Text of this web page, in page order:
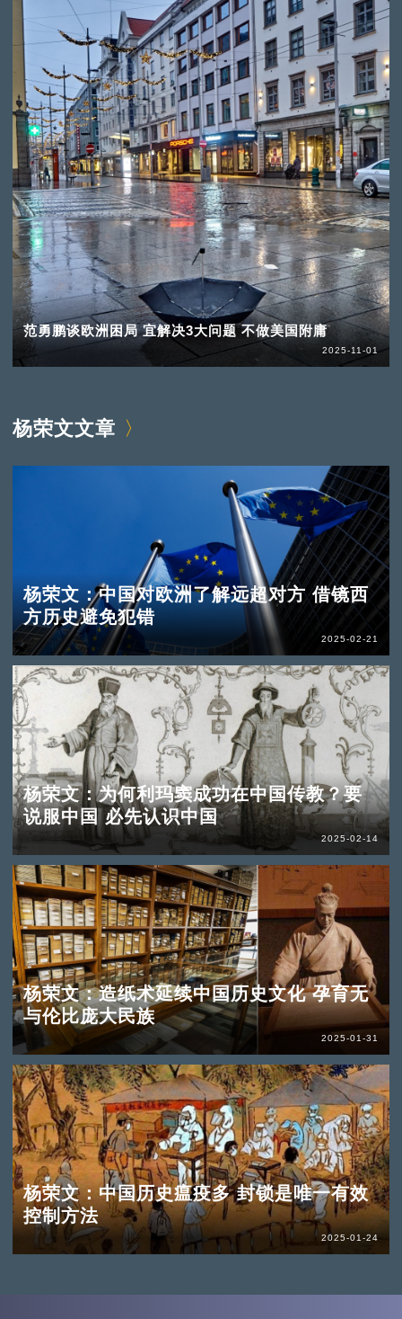
范勇鹏谈欧洲困局 宜解决3大问题 不做美国附庸
2025-11-01
杨荣文文章
杨荣文：中国对欧洲了解远超对方 借镜西
方历史避免犯错
2025-02-21
杨荣文：为何利玛窦成功在中国传教？要
说服中国 必先认识中国
2025-02-14
杨荣文：造纸术延续中国历史文化 孕育无
与伦比庞大民族
2025-01-31
杨荣文：中国历史瘟疫多 封锁是唯一有效
控制方法
2025-01-24